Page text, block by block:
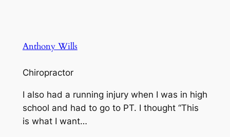
Anthony Wills
Chiropractor
I also had a running injury when I was in high
school and had to go to PT. I thought “This
is what I want…